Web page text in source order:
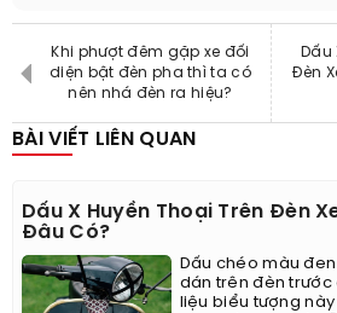
Khi phượt đêm gặp xe đối
diện bật đèn pha thì ta có
nên nhá đèn ra hiệu?
Dấu
Đèn
BÀI VIẾT LIÊN QUAN
Dấu X Huyền Thoại Trên Đèn
Đâu Có?
Dấu chéo màu
dán trên đèn trước
liệu biểu tượng